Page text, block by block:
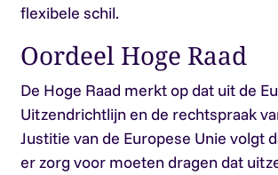
flexibele schil.
Oordeel Hoge Raad
De Hoge Raad merkt op dat uit de
Uitzendrichtlijn en de rechtspraak
Justitie van de Europese Unie volgt
er zorg voor moeten dragen dat